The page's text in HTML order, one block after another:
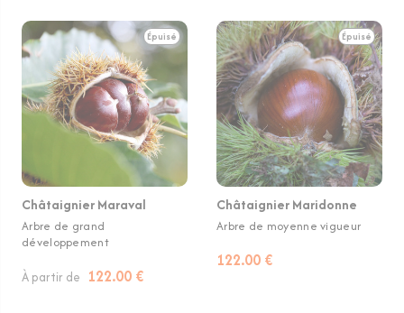
Épuisé
Châtaignier Maraval
Arbre de grand
développement
À partir de 122.00 €
Épuisé
Châtaignier Maridonne
Arbre de moyenne vigueur
122.00 €